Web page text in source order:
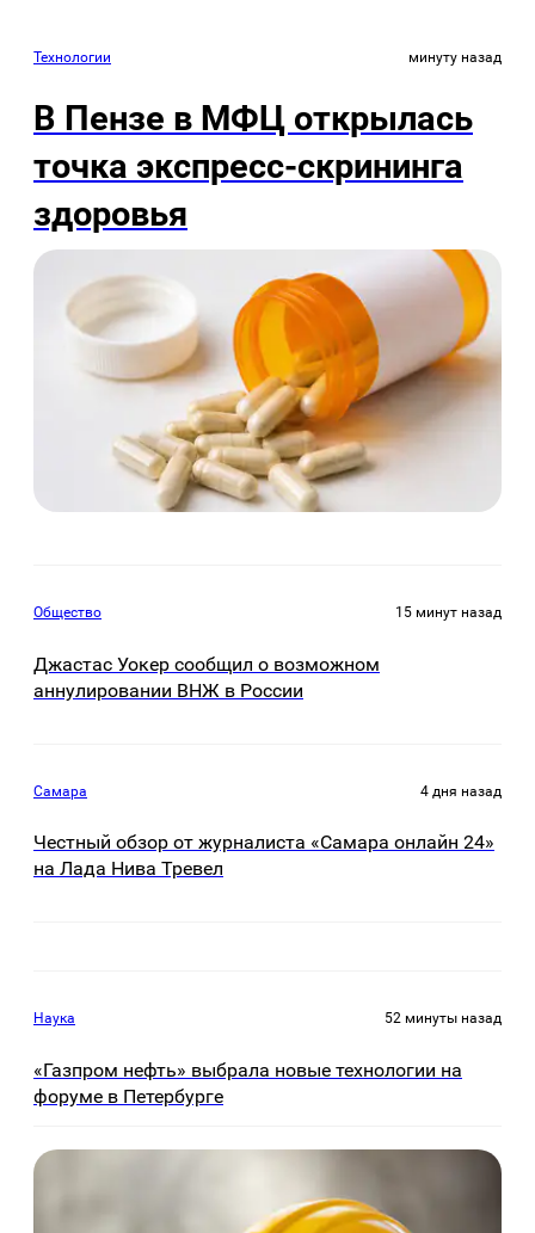
Технологии минуту назад
В Пензе в МФЦ открылась
точка экспресс-скрининга
здоровья
Общество 15 минут назад
Джастас Уокер сообщил о возможном
аннулировании ВНЖ в России
Самара 4 дня назад
Честный обзор от журналиста «Самара онлайн 24»
на Лада Нива Тревел
Наука 52 минуты назад
«Газпром нефть» выбрала новые технологии на
форуме в Петербурге